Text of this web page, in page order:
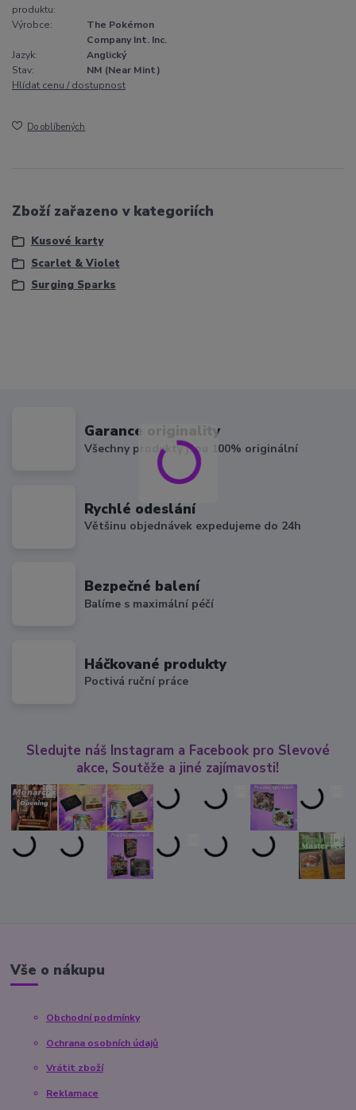
produktu:
Výrobce:
The Pokémon
Company Int. Inc.
Jazyk:
Anglický
Stav:
NM (Near Mint)
Hlídat cenu / dostupnost
Do oblíbených
Zboží zařazeno v kategoriích
Kusové karty
Scarlet & Violet
Surging Sparks
Garance originality
Všechny produkty jsou 100% originální
Rychlé odeslání
Většinu objednávek expedujeme do 24h
Bezpečné balení
Balíme s maximální péčí
Háčkované produkty
Poctivá ruční práce
Sledujte náš Instagram a Facebook pro Slevové
akce, Soutěže a jiné zajímavosti!
Vše o nákupu
Obchodní podmínky
Ochrana osobních údajů
Vrátit zboží
Reklamace